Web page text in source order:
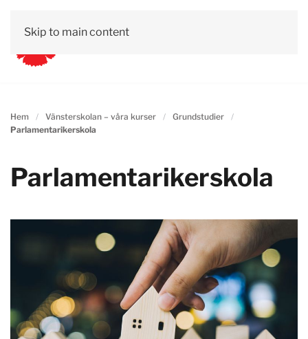
Skip to main content
Hem Vänsterskolan – våra kurser
Grundstudier
Parlamentarikerskola
Parlamentarikerskola